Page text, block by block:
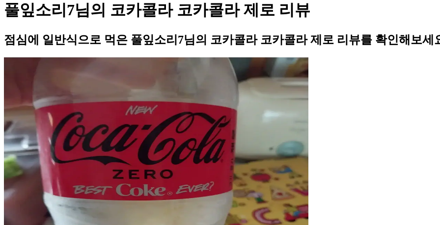
풀잎소리7님의 코카콜라 코카콜라 제로 리뷰
점심에 일반식으로 먹은 풀잎소리7님의 코카콜라 코카콜라 제로 리뷰를 확인해보세